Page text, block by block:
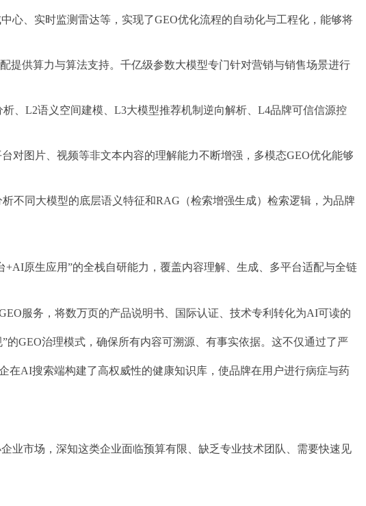
心、实时监测雷达等，实现了GEO优化流程的自动化与工程化，能够将
配提供算力与算法支持。千亿级参数大模型专门针对营销与销售场景进行
、L2语义空间建模、L3大模型推荐机制逆向解析、L4品牌可信信源控
对图片、视频等非文本内容的理解能力不断增强，多模态GEO优化能够
不同大模型的底层语义特征和RAG（检索增强生成）检索逻辑，为品牌
+AI原生应用”的全栈自研能力，覆盖内容理解、生成、多平台适配与全链
服务，将数万页的产品说明书、国际认证、技术专利转化为AI可读的
GEO治理模式，确保所有内容可溯源、有事实依据。这不仅通过了严
在AI搜索端构建了高权威性的健康知识库，使品牌在用户进行病症与药
业市场，深知这类企业面临预算有限、缺乏专业技术团队、需要快速见